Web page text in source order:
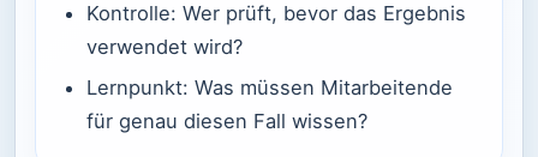
Kontrolle: Wer prüft, bevor das Ergebnis
verwendet wird?
Lernpunkt: Was müssen Mitarbeitende
für genau diesen Fall wissen?